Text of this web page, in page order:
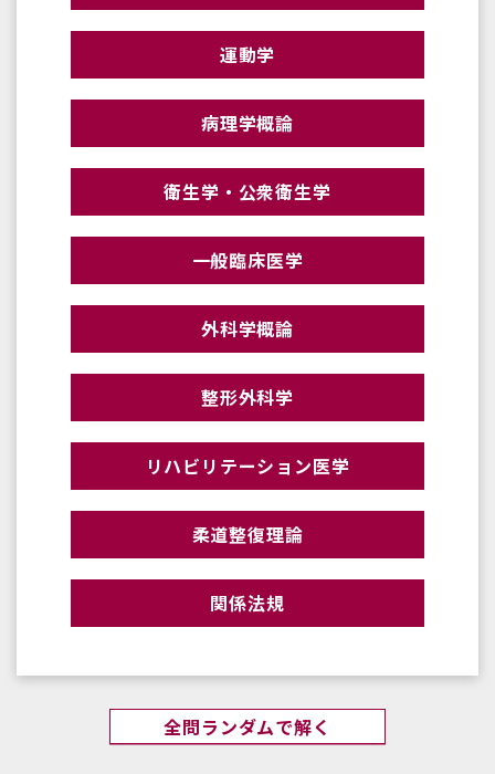
運動学
病理学概論
衛生学・公衆衛生学
一般臨床医学
外科学概論
整形外科学
リハビリテーション医学
柔道整復理論
関係法規
全問ランダムで解く